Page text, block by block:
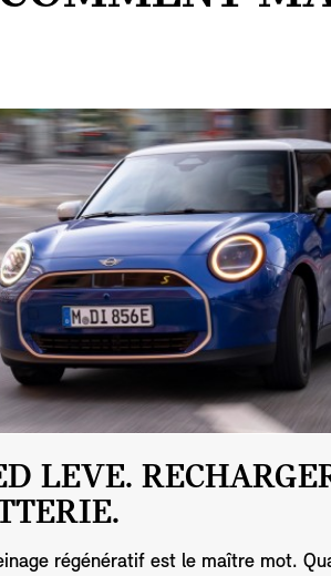
LEVE.
régénératif est le maître mot.